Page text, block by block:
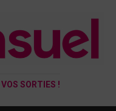
SORTIES !